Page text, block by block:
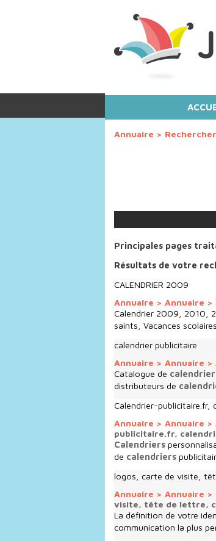
Annuaire > Rechercher
Principales pages
Résultats de votre
CALENDRIER 2009
Annuaire > Annuaire >
Calendrier 2009, 2010,
saints, Vacances
calendrier publicitaire
Annuaire > Annuaire >
Catalogue de
distributeurs de
Calendrier-publicitaire.fr,
Annuaire > Annuaire >
publicitaire.fr,
Calendriers
de calendriers
logos, carte de visite,
Annuaire > Annuaire >
visite, tête de lettre,
La définition de votre
communication la plus